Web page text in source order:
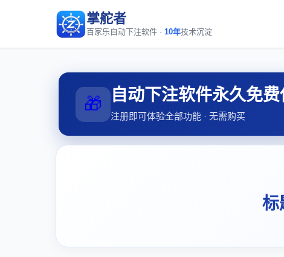
掌舵者
百家乐自动下注软件 · 10年技术沉淀
🎁 自动下注软件永久免费
注册即可体验全部功能 · 无需购买
标